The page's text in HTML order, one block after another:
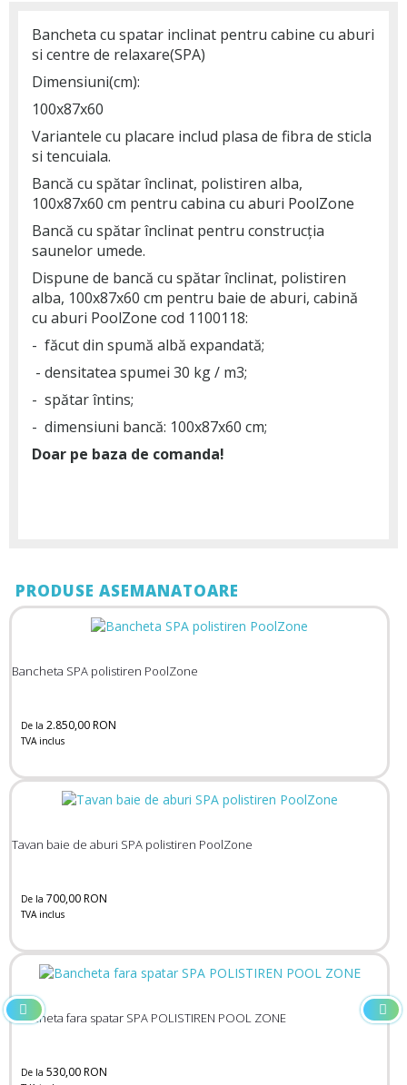
Bancheta cu spatar inclinat pentru cabine cu aburi
si centre de relaxare(SPA)
Dimensiuni(cm):
100x87x60
Variantele cu placare includ plasa de fibra de sticla
si tencuiala.
Bancă cu spătar înclinat, polistiren alba,
100x87x60 cm pentru cabina cu aburi PoolZone
Bancă cu spătar înclinat pentru construcția
saunelor umede.
Dispune de bancă cu spătar înclinat, polistiren
alba, 100x87x60 cm pentru baie de aburi, cabină
cu aburi PoolZone cod 1100118:
- făcut din spumă albă expandată;
- densitatea spumei 30 kg / m3;
- spătar întins;
- dimensiuni bancă: 100x87x60 cm;
Doar pe baza de comanda!
PRODUSE ASEMANATOARE
Bancheta SPA polistiren PoolZone
De la 2.850,00 RON
TVA inclus
Tavan baie de aburi SPA polistiren PoolZone
De la 700,00 RON
TVA inclus
Bancheta fara spatar SPA POLISTIREN POOL ZONE
De la 530,00 RON